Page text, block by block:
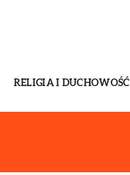
RELIGIA I DUCHOWOŚĆ